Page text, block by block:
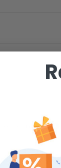
centralny
Na zamówienie